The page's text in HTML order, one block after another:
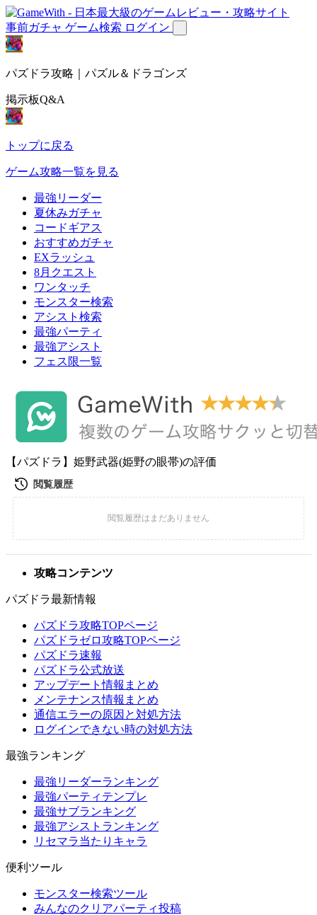
事前ガチャ ゲーム検索 ログイン
パズドラ攻略｜パズル＆ドラゴンズ
掲示板Q&A
トップに戻る
ゲーム攻略一覧を見る
最強リーダー
夏休みガチャ
コードギアス
おすすめガチャ
EXラッシュ
8月クエスト
ワンタッチ
モンスター検索
アシスト検索
最強パーティ
最強アシスト
フェス限一覧
【パズドラ】姫野武器(姫野の眼帯)の評価
攻略コンテンツ
パズドラ最新情報
パズドラ攻略TOPページ
パズドラゼロ攻略TOPページ
パズドラ速報
パズドラ公式放送
アップデート情報まとめ
メンテナンス情報まとめ
通信エラーの原因と対処方法
ログインできない時の対処方法
最強ランキング
最強リーダーランキング
最強パーティテンプレ
最強サブランキング
最強アシストランキング
リセマラ当たりキャラ
便利ツール
モンスター検索ツール
みんなのクリアパーティ投稿